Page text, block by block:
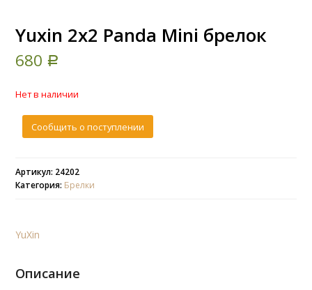
Yuxin 2x2 Panda Mini брелок
680 Р
Нет в наличии
Сообщить о поступлении
Артикул: 24202
Категория: Брелки
YuXin
Описание